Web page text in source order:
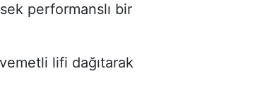
performanslı bir
lifi dağıtarak